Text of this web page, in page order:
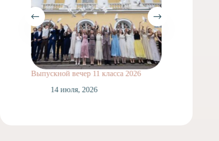
Выпускной вечер 11 класса 2026
14 июля, 2026